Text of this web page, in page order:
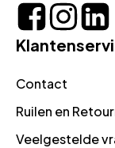
Contact
Ruilen en
Veelgestelde